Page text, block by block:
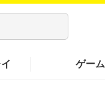
ゲーム